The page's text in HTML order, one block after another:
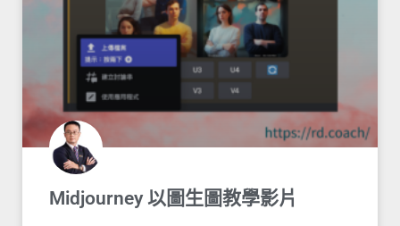
Midjourney 以圖生圖教學影片